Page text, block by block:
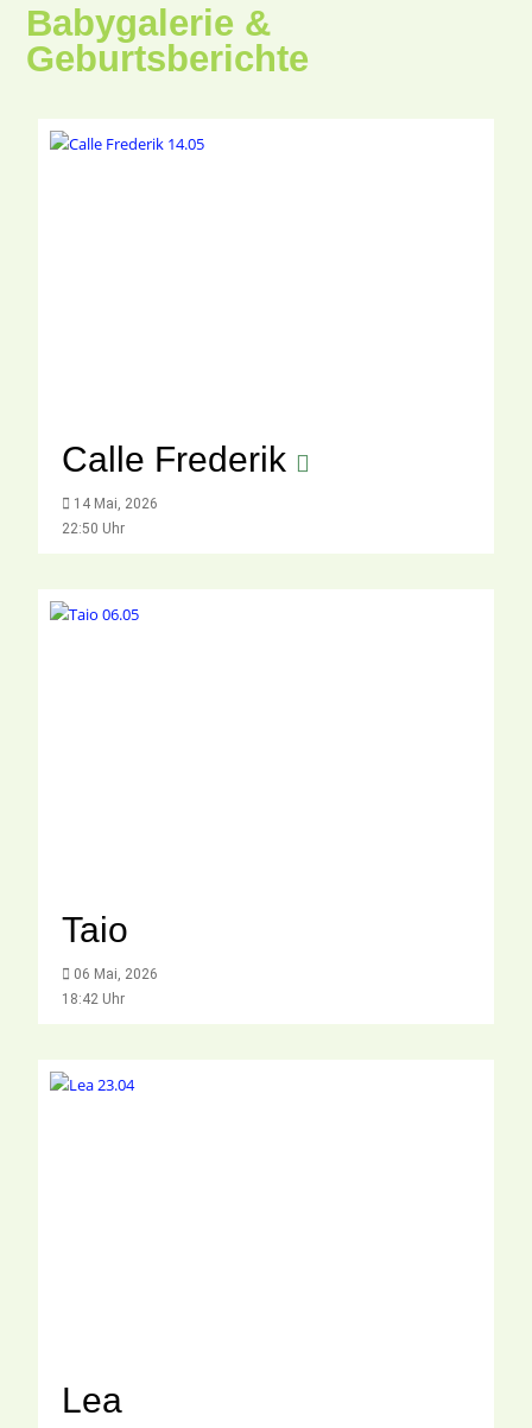
Babygalerie &
Geburtsberichte
Calle Frederik
14 Mai, 2026
22:50 Uhr
Taio
06 Mai, 2026
18:42 Uhr
Lea